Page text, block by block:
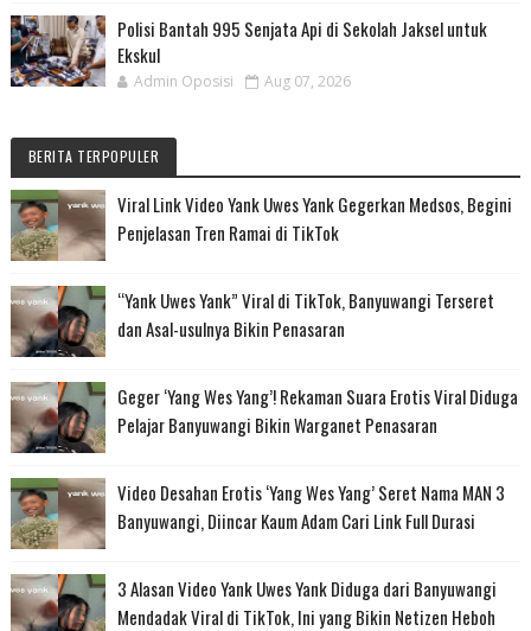
Polisi Bantah 995 Senjata Api di Sekolah Jaksel untuk
Ekskul
Admin Oposisi Aug 07, 2026
BERITA TERPOPULER
Viral Link Video Yank Uwes Yank Gegerkan Medsos, Begini
Penjelasan Tren Ramai di TikTok
“Yank Uwes Yank” Viral di TikTok, Banyuwangi Terseret
dan Asal-usulnya Bikin Penasaran
Geger ‘Yang Wes Yang’! Rekaman Suara Erotis Viral Diduga
Pelajar Banyuwangi Bikin Warganet Penasaran
Video Desahan Erotis ‘Yang Wes Yang’ Seret Nama MAN 3
Banyuwangi, Diincar Kaum Adam Cari Link Full Durasi
3 Alasan Video Yank Uwes Yank Diduga dari Banyuwangi
Mendadak Viral di TikTok, Ini yang Bikin Netizen Heboh